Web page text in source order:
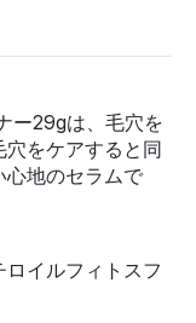
ー29gは、毛穴を
をケアすると同
心地のセラムで
イルフィトスフ